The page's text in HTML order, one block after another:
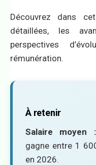
Découvrez dans
détaillées, les
perspectives
rémunération.
À retenir
Salaire moyen :
gagne entre 1
en 2026.